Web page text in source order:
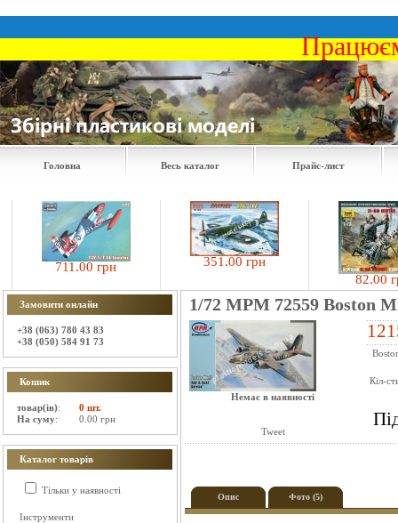
Головна Весь каталог Прайс-лист
711.00 грн
351.00 грн
82.00 грн
Замовити онлайн
+38 (063) 780 43 83
+38 (050) 584 91 73
Кошик
товар(ів):
0 шт.
На суму: 0.00 грн
Каталог товарів
Тільки у наявності
Інструменти
1/72 MPM 72559 Boston
Немає в наявності
Tweet
Кіл-
Опис Фото (5)